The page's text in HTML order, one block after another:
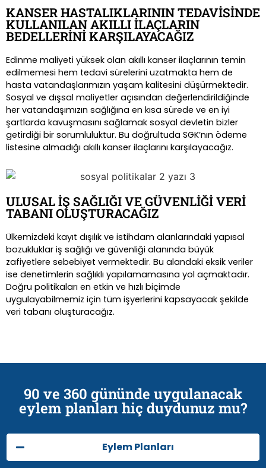
KANSER HASTALIKLARININ TEDAVİSİNDE
KULLANILAN AKILLI İLAÇLARIN
BEDELLERİNİ KARŞILAYACAĞIZ
Edinme maliyeti yüksek olan akıllı kanser ilaçlarının temin
edilmemesi hem tedavi sürelerini uzatmakta hem de
hasta vatandaşlarımızın yaşam kalitesini düşürmektedir.
Sosyal ve dışsal maliyetler açısından değerlendirildiğinde
her vatandaşımızın sağlığına en kısa sürede ve en iyi
şartlarda kavuşmasını sağlamak sosyal devletin bizler
getirdiği bir sorumluluktur. Bu doğrultuda SGK’nın ödeme
listesine almadığı akıllı kanser ilaçlarını karşılayacağız.
ULUSAL İŞ SAĞLIĞI VE GÜVENLİĞİ VERİ
TABANI OLUŞTURACAĞIZ
Ülkemizdeki kayıt dışılık ve istihdam alanlarındaki yapısal
bozukluklar iş sağlığı ve güvenliği alanında büyük
zafiyetlere sebebiyet vermektedir. Bu alandaki eksik veriler
ise denetimlerin sağlıklı yapılamamasına yol açmaktadır.
Doğru politikaları en etkin ve hızlı biçimde
uygulayabilmemiz için tüm işyerlerini kapsayacak şekilde
veri tabanı oluşturacağız.
90 ve 360 gününde uygulanacak
eylem planları hiç duydunuz mu?
Eylem Planları